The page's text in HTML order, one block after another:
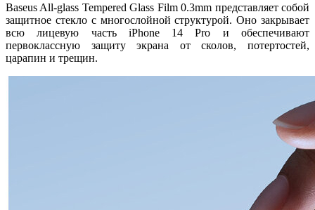
Baseus All-glass Tempered Glass Film 0.3mm представляет собой
защитное стекло с многослойной структурой. Оно закрывает
всю лицевую часть iPhone 14 Pro и обеспечивают
первоклассную защиту экрана от сколов, потертостей,
царапин и трещин.